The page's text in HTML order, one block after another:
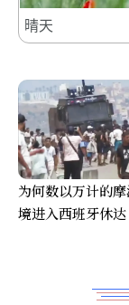
晴天
为何数以万计的
境进入西班牙休达